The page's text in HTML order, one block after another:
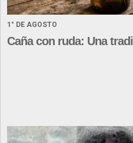
1° DE AGOSTO
Caña con ruda: Una